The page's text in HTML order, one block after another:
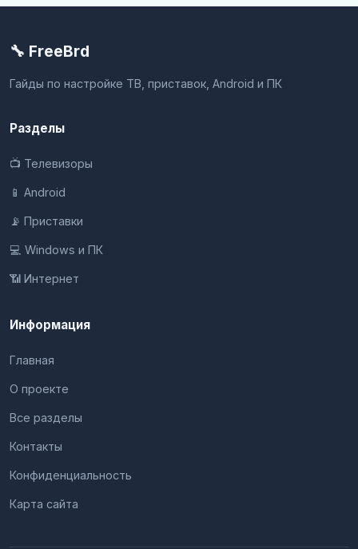
🔧 FreeBrd
Гайды по настройке ТВ, приставок, Android и ПК
Разделы
📺 Телевизоры
📱 Android
📡 Приставки
💻 Windows и ПК
📶 Интернет
Информация
Главная
О проекте
Все разделы
Контакты
Конфиденциальность
Карта сайта